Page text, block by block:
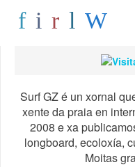
Surf GZ é un xornal
xente da praia en
2008 e xa
longboard, ecoloxía,
Moitas